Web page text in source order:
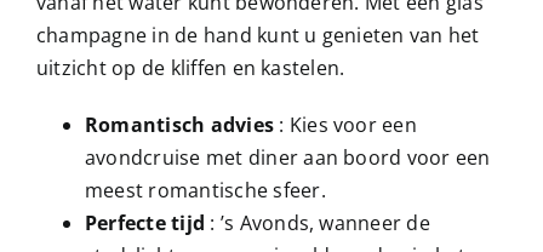
champagne in de hand kunt u genieten van het
uitzicht op de kliffen en kastelen.
Romantisch advies : Kies voor een
avondcruise met diner aan boord voor een
meest romantische sfeer.
Perfecte tijd : ’s Avonds, wanneer de